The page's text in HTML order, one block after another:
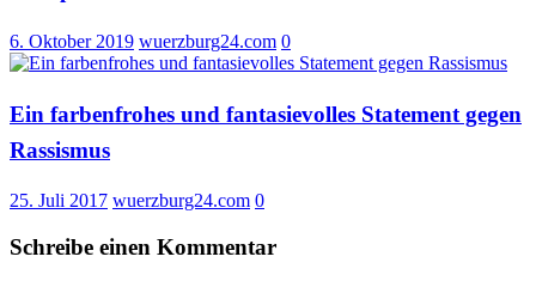
6. Oktober 2019 wuerzburg24.com 0
Ein farbenfrohes und fantasievolles Statement gegen
Rassismus
25. Juli 2017 wuerzburg24.com 0
Schreibe einen Kommentar